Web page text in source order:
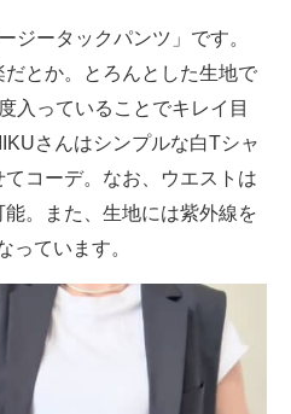
ータックパンツ」です。
とか。とろんとした生地で
入っていることでキレイ目
さんはシンプルな白Tシャ
コーデ。なお、ウエストは
。また、生地には紫外線を
っています。